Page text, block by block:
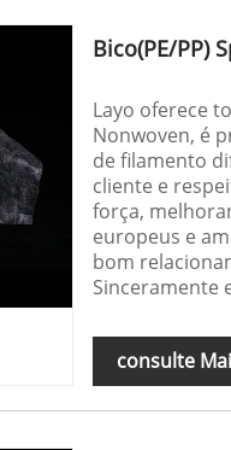
Bico(PE/PP)
Layo oferece
Nonwoven, é
de filamento
cliente e
força,
europeus e
bom
Sinceramente
consulte